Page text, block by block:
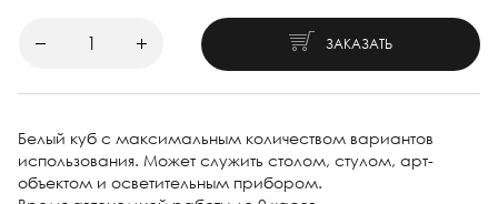
ЗАКАЗАТЬ
Белый куб с максимальным количеством вариантов
использования. Может служить столом, стулом, арт-
объектом и осветительным прибором.